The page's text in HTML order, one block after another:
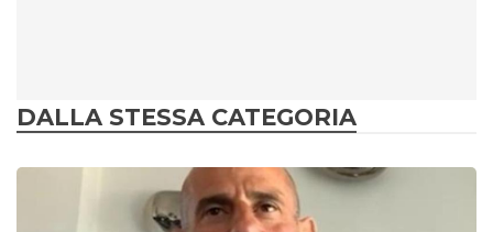
DALLA STESSA CATEGORIA